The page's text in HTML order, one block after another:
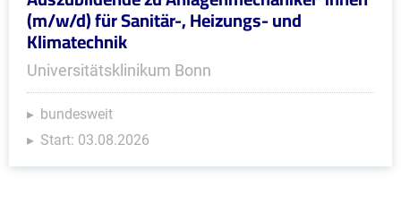
(m/w/d) für Sanitär-, Heizungs- und
Klimatechnik
Universitätsklinikum Bonn
bundesweit
Start: 03.08.2026